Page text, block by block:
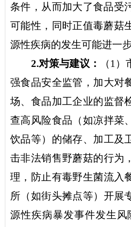
条件，从而加大了食品受
可能性，同时正值毒蘑菇
源性疾病的发生可能进一步
2.对策与建议： （ 1）
强食品安全监管，加大对
场、食品加工企业的监督
查高风险食品（如凉拌菜
饮品等）的储存、加工及
击非法销售野蘑菇的行为
理，防止有毒野生菌流入
所（如街头摊点等）开展
源性疾病暴发事件发生风